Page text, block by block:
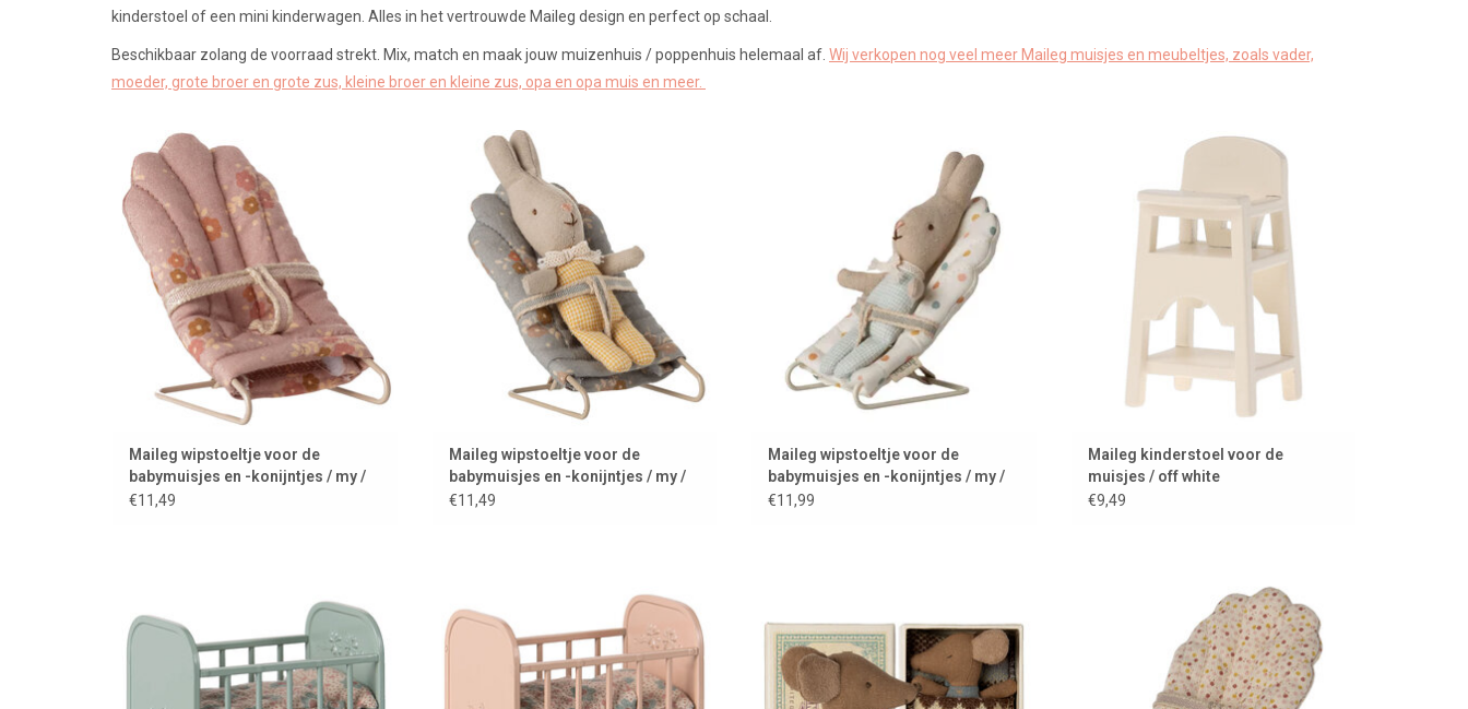
kinderstoel of een mini kinderwagen. Alles in het vertrouwde Maileg design en perfect op schaal.
Beschikbaar zolang de voorraad strekt. Mix, match en maak jouw muizenhuis / poppenhuis helemaal af. Wij verkopen nog veel meer Maileg muisjes en meubeltjes, zoals vader,
moeder, grote broer en grote zus, kleine broer en kleine zus, opa en opa muis en meer.
Maileg wipstoeltje voor de babymuisjes en -
konijntjes roze
TOEVOEGEN AAN WINKELWAGEN
Maileg wipstoeltje voor de
babymuisjes en -konijntjes / my /
roze
€11,49
Maileg wipstoeltje voor de babymuisjes en -
konijntjes blauw
TOEVOEGEN AAN WINKELWAGEN
Maileg wipstoeltje voor de
babymuisjes en -konijntjes / my /
blauw
€11,49
konijntjes / collectie 2025
TOEVOEGEN AAN WINKELWAGEN
Maileg wipstoeltje voor de
babymuisjes en -konijntjes / my /
multi dots
€11,99
Houten kinderstoel voor de Maileg muisjes
/ collectie 2025
TOEVOEGEN AAN WINKELWAGEN
Maileg kinderstoel voor de
muisjes / off white
€9,49
TOEVOEGEN AAN WINKELWAGEN TOEVOEGEN AAN WINKELWAGEN
konijntjes / collectie 2024
TOEVOEGEN AAN WINKELWAGEN